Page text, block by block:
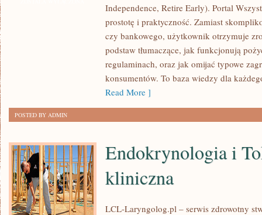
INWESTYCJI
Independence, Retire Early). Portal
prostotę i praktyczność. Zamiast
czy bankowego, użytkownik otrzymuje
podstaw tłumaczące, jak funkcjonują
regulaminach, oraz jak omijać typowe
konsumentów. To baza wiedzy dla
Read More ]
POSTED BY ADMIN
Endokrynologia i
kliniczna
LCL-Laryngolog.pl – serwis zdrowotny